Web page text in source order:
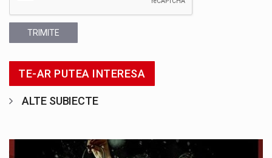
TRIMITE
TE-AR PUTEA INTERESA
ALTE SUBIECTE